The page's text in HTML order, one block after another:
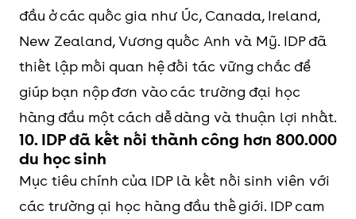
đầu ở các quốc gia như Úc, Canada, Ireland,
New Zealand, Vương quốc Anh và Mỹ. IDP đã
thiết lập mối quan hệ đối tác vững chắc để
giúp bạn nộp đơn vào các trường đại học
hàng đầu một cách dễ dàng và thuận lợi nhất.
10. IDP đã kết nối thành công hơn 800.000
du học sinh
Mục tiêu chính của IDP là kết nối sinh viên với
các trường ại học hàng đầu thế giới. IDP cam